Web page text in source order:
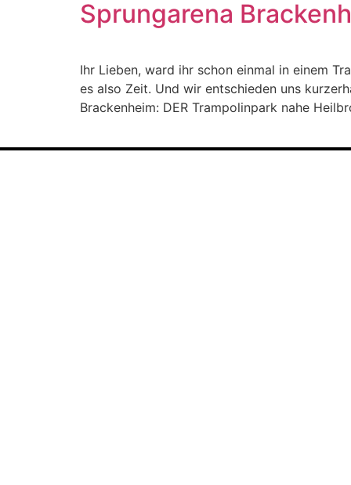
Sprungarena
Ihr Lieben, ward ihr schon einmal in einem
es also Zeit. Und wir entschieden uns
Brackenheim: DER Trampolinpark nahe